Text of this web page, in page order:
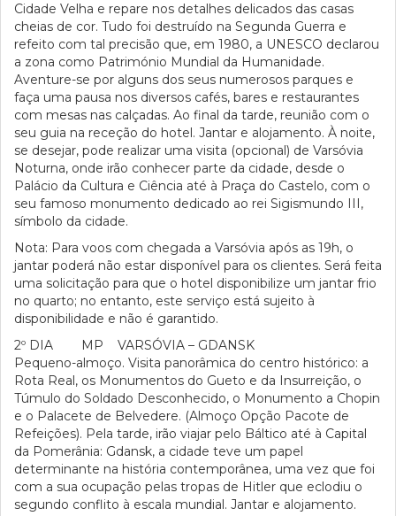
Cidade Velha e repare nos detalhes delicados das casas
cheias de cor. Tudo foi destruído na Segunda Guerra e
refeito com tal precisão que, em 1980, a UNESCO declarou
a zona como Património Mundial da Humanidade.
Aventure-se por alguns dos seus numerosos parques e
faça uma pausa nos diversos cafés, bares e restaurantes
com mesas nas calçadas. Ao final da tarde, reunião com o
seu guia na receção do hotel. Jantar e alojamento. À noite,
se desejar, pode realizar uma visita (opcional) de Varsóvia
Noturna, onde irão conhecer parte da cidade, desde o
Palácio da Cultura e Ciência até à Praça do Castelo, com o
seu famoso monumento dedicado ao rei Sigismundo III,
símbolo da cidade.
Nota: Para voos com chegada a Varsóvia após as 19h, o
jantar poderá não estar disponível para os clientes. Será feita
uma solicitação para que o hotel disponibilize um jantar frio
no quarto; no entanto, este serviço está sujeito à
disponibilidade e não é garantido.
2º DIA MP VARSÓVIA – GDANSK
Pequeno-almoço. Visita panorâmica do centro histórico: a
Rota Real, os Monumentos do Gueto e da Insurreição, o
Túmulo do Soldado Desconhecido, o Monumento a Chopin
e o Palacete de Belvedere. (Almoço Opção Pacote de
Refeições). Pela tarde, irão viajar pelo Báltico até à Capital
da Pomerânia: Gdansk, a cidade teve um papel
determinante na história contemporânea, uma vez que foi
com a sua ocupação pelas tropas de Hitler que eclodiu o
segundo conflito à escala mundial. Jantar e alojamento.